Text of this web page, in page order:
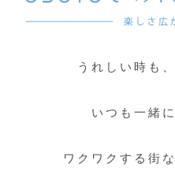
うれしい時も
いつも一緒
ワクワクする街